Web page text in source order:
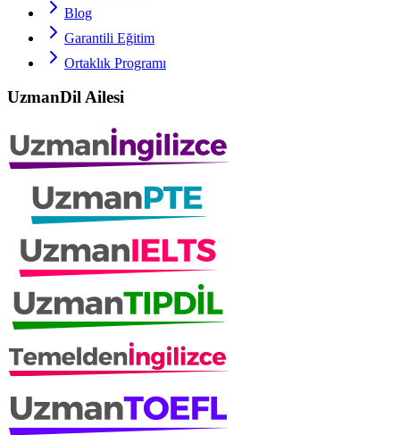
Blog
Garantili Eğitim
Ortaklık Programı
UzmanDil Ailesi